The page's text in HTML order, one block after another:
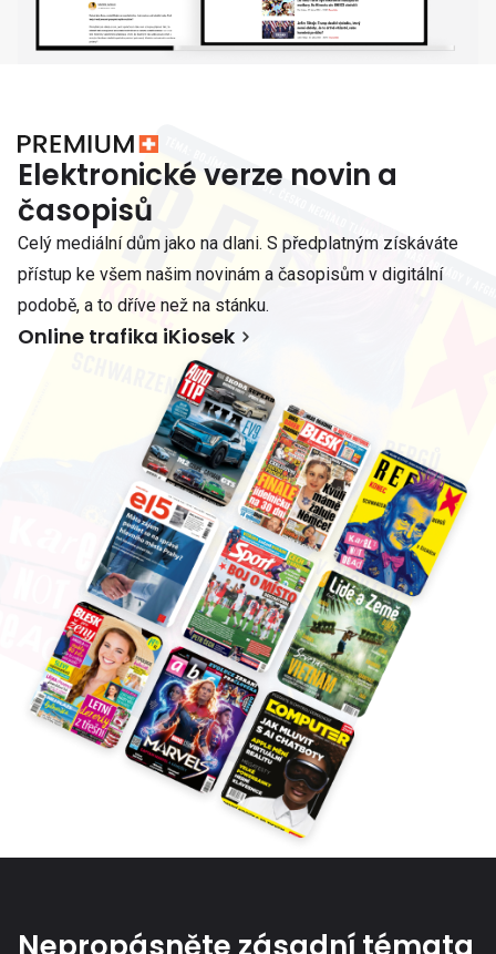
Elektronické verze novin a
časopisů
Celý mediální dům jako na dlani. S předplatným získáváte
přístup ke všem našim novinám a časopisům v digitální
podobě, a to dříve než na stánku.
Online trafika iKiosek